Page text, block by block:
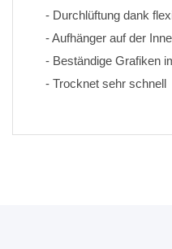
- Durchlüftung dank
- Aufhänger auf der
- Trocknet sehr schnell